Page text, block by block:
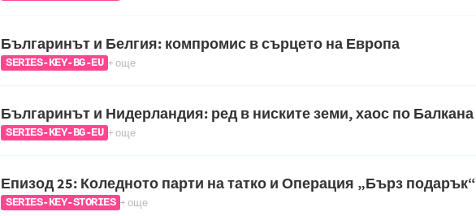
Българинът и Белгия: компромис в сърцето на Европа
SERIES-KEY-BG-EU + още
Българинът и Нидерландия: ред в ниските земи, хаос по Балкана
SERIES-KEY-BG-EU + още
Епизод 25: Коледното парти на татко и Операция „Бърз подарък“
SERIES-KEY-STORIES + още